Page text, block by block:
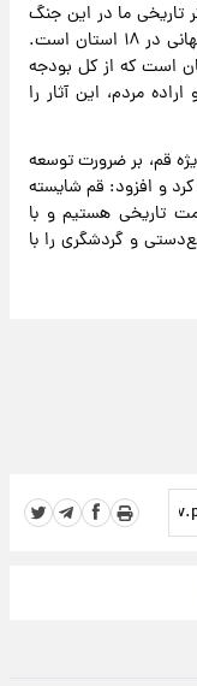
تشریح جزئیات خسارت‌ها گفت: ۱۴۹ اثر تاریخی ما در این جنگ
دچار آسیب شد که شامل ۵۴ موزه و ۵ اثر جهانی در ۱۸ استان است.
هزار میلیارد تومان است که از کل بودجه
مردم، این آثار را
قم، بر ضرورت توسعه
و افزود: قم شایسته
۷ هزار سال قدمت تاریخی هستیم و با
و گردشگری را با